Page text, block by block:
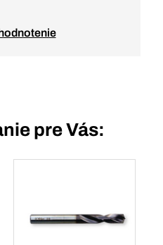
pre Vás: